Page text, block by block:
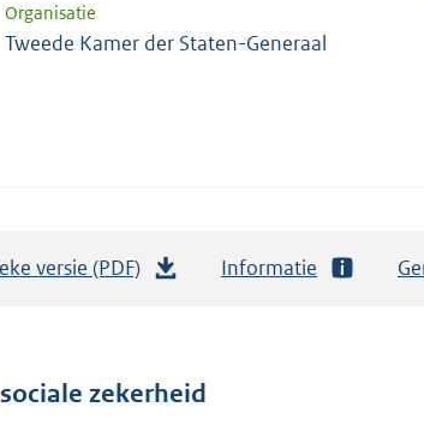
Organisatie
Tweede Kamer der Staten-Generaal
versie (PDF)
a
Informatie
zekerheid